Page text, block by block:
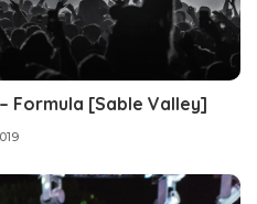
Formula [Sable Valley]